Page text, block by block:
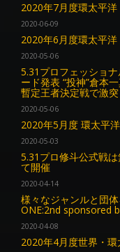
2020年7月度環太平
2020-06-09
2020年6月度環太平
2020-05-06
5.31プロフェッショ
ード発表 “投神”倉本
暫定王者決定戦で激突
2020-05-06
2020年5月度 環太平
2020-05-03
5.31プロ修斗公式戦
て開催
2020-04-14
様々なジャンルと団
ONE:2nd sponsored
2020-04-08
2020年4月度世界・